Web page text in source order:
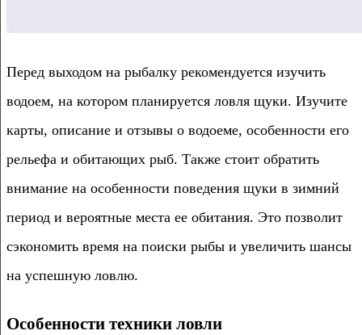
Перед выходом на рыбалку рекомендуется изучить
водоем, на котором планируется ловля щуки. Изучите
карты, описание и отзывы о водоеме, особенности его
рельефа и обитающих рыб. Также стоит обратить
внимание на особенности поведения щуки в зимний
период и вероятные места ее обитания. Это позволит
сэкономить время на поиски рыбы и увеличить шансы
на успешную ловлю.
Особенности техники ловли